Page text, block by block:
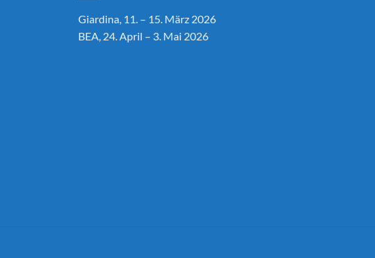
Giardina, 11. – 15. März 2026
BEA, 24. April – 3. Mai 2026